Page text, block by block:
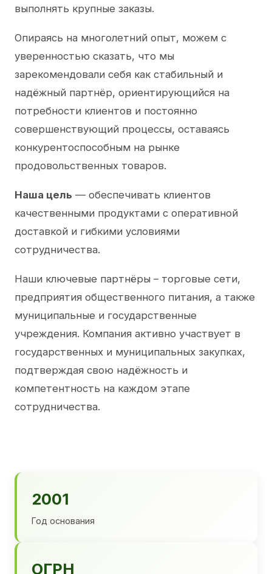
выполнять крупные заказы.
Опираясь на многолетний опыт, можем с
уверенностью сказать, что мы
зарекомендовали себя как стабильный и
надёжный партнёр, ориентирующийся на
потребности клиентов и постоянно
совершенствующий процессы, оставаясь
конкурентоспособным на рынке
продовольственных товаров.
Наша цель — обеспечивать клиентов
качественными продуктами с оперативной
доставкой и гибкими условиями
сотрудничества.
Наши ключевые партнёры – торговые сети,
предприятия общественного питания, а также
муниципальные и государственные
учреждения. Компания активно участвует в
государственных и муниципальных закупках,
подтверждая свою надёжность и
компетентность на каждом этапе
сотрудничества.
2001
Год основания
ОГРН